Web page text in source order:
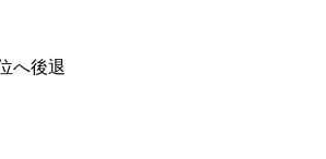
へ後退